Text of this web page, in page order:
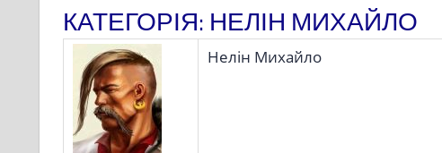
КАТЕГОРІЯ: НЕЛІН МИХАЙЛО
Нелін Михайло